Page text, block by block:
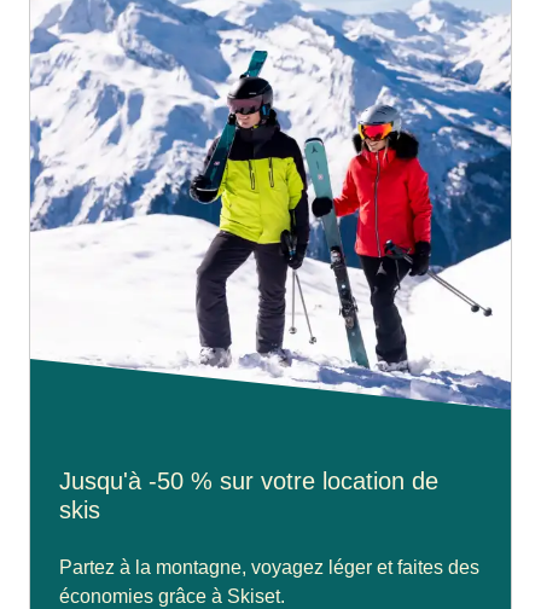
Jusqu'à -50 % sur votre location de
skis
Partez à la montagne, voyagez léger et faites des
économies grâce à Skiset.